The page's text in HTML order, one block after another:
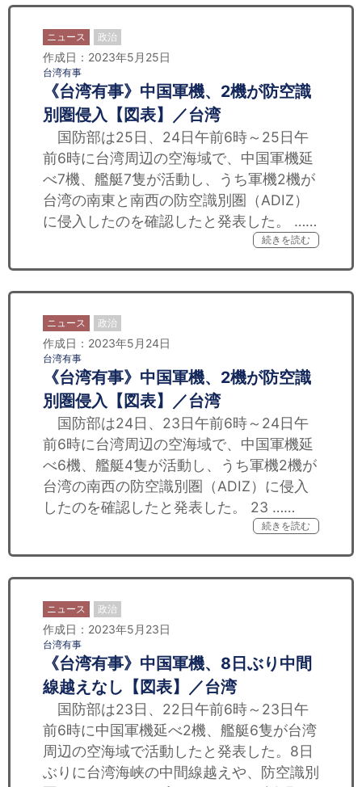
ニュース 政治
作成日：2023年5月25日
台湾有事
《台湾有事》中国軍機、2機が防空識
別圏侵入【図表】／台湾
国防部は25日、24日午前6時～25日午
前6時に台湾周辺の空海域で、中国軍機延
べ7機、艦艇7隻が活動し、うち軍機2機が
台湾の南東と南西の防空識別圏（ADIZ）
に侵入したのを確認したと発表した。 ……
続きを読む
ニュース 政治
作成日：2023年5月24日
台湾有事
《台湾有事》中国軍機、2機が防空識
別圏侵入【図表】／台湾
国防部は24日、23日午前6時～24日午
前6時に台湾周辺の空海域で、中国軍機延
べ6機、艦艇4隻が活動し、うち軍機2機が
台湾の南西の防空識別圏（ADIZ）に侵入
したのを確認したと発表した。 23 ……
続きを読む
ニュース 政治
作成日：2023年5月23日
台湾有事
《台湾有事》中国軍機、8日ぶり中間
線越えなし【図表】／台湾
国防部は23日、22日午前6時～23日午
前6時に中国軍機延べ2機、艦艇6隻が台湾
周辺の空海域で活動したと発表した。8日
ぶりに台湾海峡の中間線越えや、防空識別